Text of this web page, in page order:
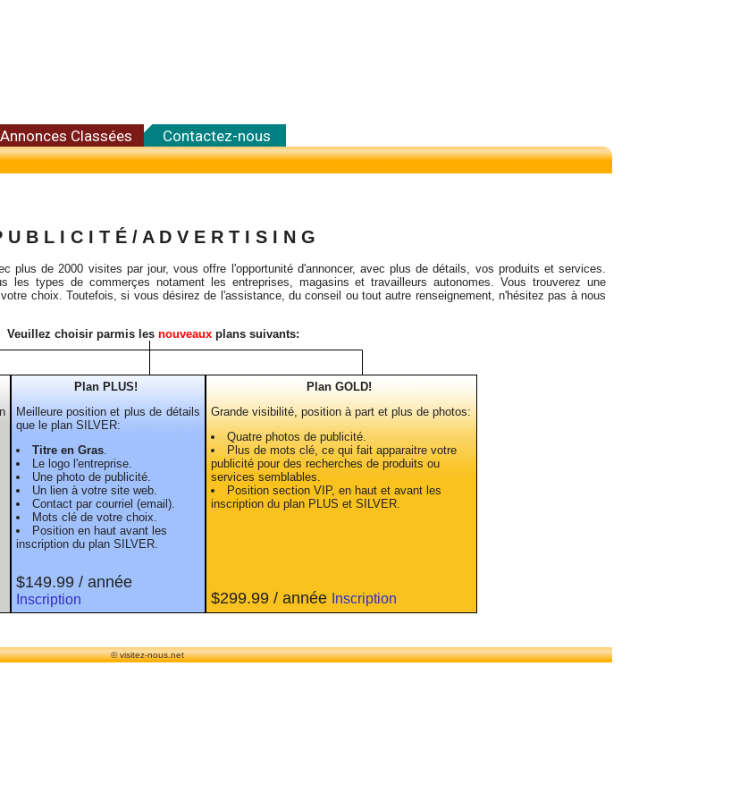
Annonces Classées Contactez-nous
U B L I C I T É / A D V E R T I S I N G
plus de 2000 visites par jour, vous offre l'opportunité d'annoncer, avec plus de détails, vos produits et services.
les types de commerçes notament les entreprises, magasins et travailleurs autonomes. Vous trouverez une
choix. Toutefois, si vous désirez de l'assistance, du conseil ou tout autre renseignement, n'hésitez pas à nous
Veuillez choisir parmis les nouveauxplans suivants:
Plan PLUS!
Meilleure position et plus de détails
que le plan SILVER:
Titre en Gras.
Le logo l'entreprise.
Une photo de publicité.
Un lien à votre site web.
Contact par courriel (email).
Mots clé de votre choix.
Position en haut avant les
inscription du plan SILVER.
$149.99 / année
Inscription
Plan GOLD!
Grande visibilité, position à part et plus de photos:
Quatre photos de publicité.
Plus de mots clé, ce qui fait apparaitre votre
publicité pour des recherches de produits ou
services semblables.
Position section VIP, en haut et avant les
inscription du plan PLUS et SILVER.
$299.99 / année Inscription
© visitez-nous.net